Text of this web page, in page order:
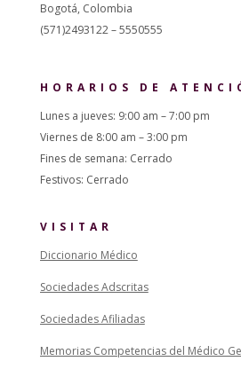
Bogotá, Colombia
(571)2493122 – 5550555
HORARIOS DE
Lunes a jueves: 9:00 am – 7:00 pm
Viernes de 8:00 am – 3:00 pm
Fines de semana: Cerrado
Festivos: Cerrado
VISITAR
Diccionario Médico
Sociedades Adscritas
Sociedades Afiliadas
Memorias Competencias del Médico